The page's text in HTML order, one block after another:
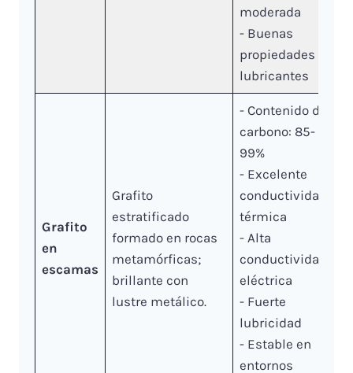
moderada
- Buenas
propiedades
lubricantes
Grafito
en
escamas
Grafito
estratificado
formado en rocas
metamórficas;
brillante con
lustre metálico.
- Contenido de
carbono: 85-
99%
- Excelente
conductividad
térmica
- Alta
conductividad
eléctrica
- Fuerte
lubricidad
- Estable en
entornos